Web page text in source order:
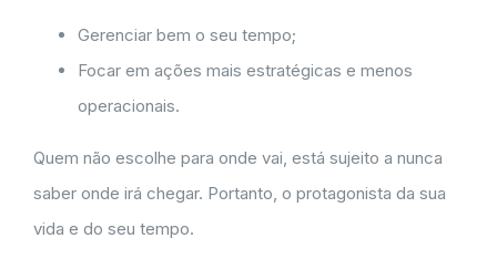
Gerenciar bem o seu tempo;
Focar em ações mais estratégicas e menos
operacionais.
Quem não escolhe para onde vai, está sujeito a nunca
saber onde irá chegar. Portanto, o protagonista da sua
vida e do seu tempo.